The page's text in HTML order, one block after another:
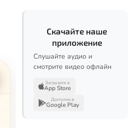
Скачайте наше
приложение
Слушайте аудио и
смотрите видео офлайн
Загрузите в
App Store
Доступно в
Google Play